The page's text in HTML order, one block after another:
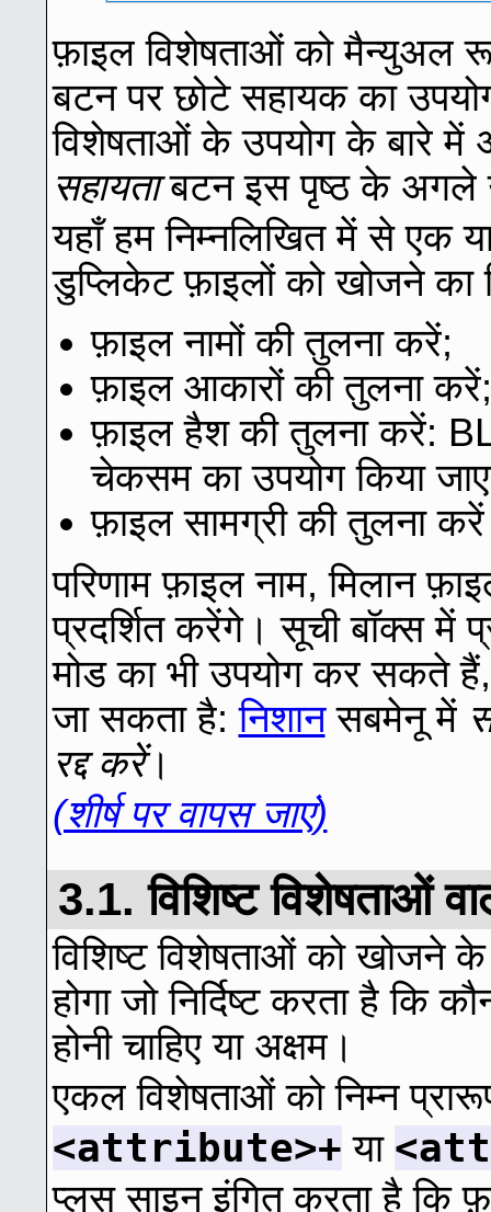
फ़ाइल विशेषताओं को मैन्युअल
बटन पर छोटे सहायक का
विशेषताओं के उपयोग के बारे
सहायताबटन इस पृष्ठ के अगले
यहाँ हम निम्नलिखित में से एक
डुप्लिकेट फ़ाइलों को खोजने
फ़ाइल नामों की तुलना करें;
फ़ाइल आकारों की तुलना करें;
फ़ाइल हैश की तुलना करें:
चेकसम का उपयोग किया
फ़ाइल सामग्री की तुलना
परिणाम फ़ाइल नाम, मिलान
प्रदर्शित करेंगे। सूची बॉक्स में
मोड का भी उपयोग कर सकते
जा सकता है:निशानसबमेनू में
रद्द करें।
(शीर्ष पर वापस जाएं)
3.1. विशिष्ट विशेषताओं
विशिष्ट विशेषताओं को खोजने के
होगा जो निर्दिष्ट करता है कि
होनी चाहिए या अक्षम।
एकल विशेषताओं को निम्न
<attribute>+ या
प्लस साइन इंगित करता है कि